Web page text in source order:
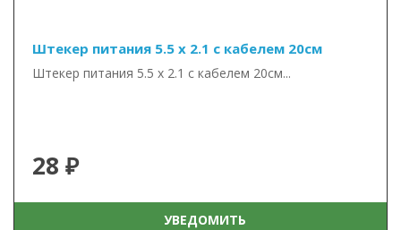
Штекер питания 5.5 х 2.1 с кабелем 20см
Штекер питания 5.5 х 2.1 с кабелем 20см...
28 ₽
УВЕДОМИТЬ